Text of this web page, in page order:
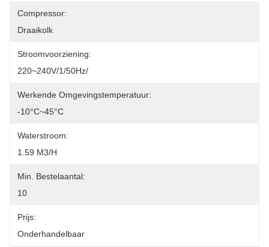
Compressor:
Draaikolk
Stroomvoorziening:
220~240V/1/50Hz/
Werkende Omgevingstemperatuur:
-10°C~45°C
Waterstroom:
1.59 M3/h
Min. Bestelaantal:
10
Prijs:
Onderhandelbaar